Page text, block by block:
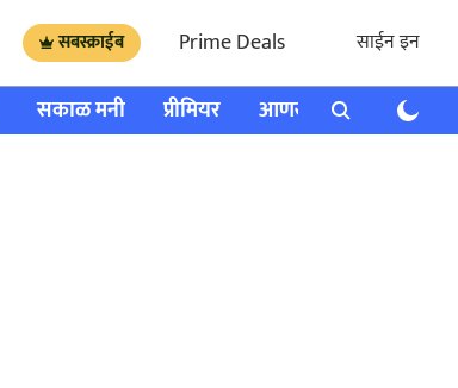
सबस्क्राईब Prime Deals साईन इन
सकाळ मनी प्रीमियर आणखी राशी भविष्य